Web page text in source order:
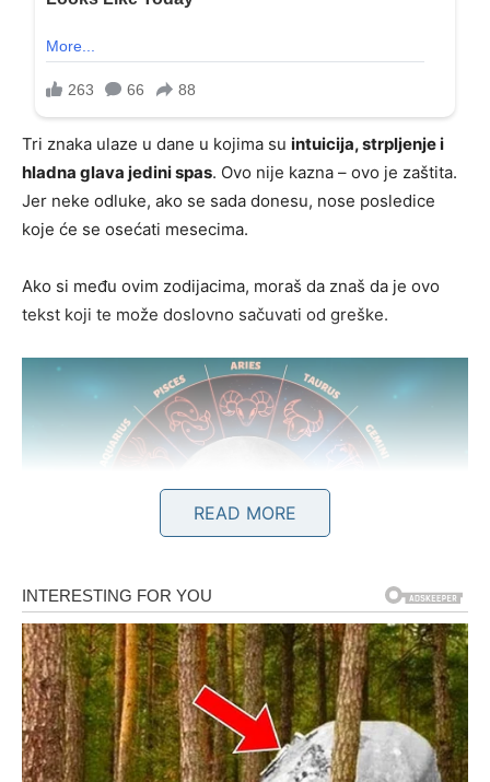
Tri znaka ulaze u dane u kojima su intuicija, strpljenje i
hladna glava jedini spas. Ovo nije kazna – ovo je zaštita.
Jer neke odluke, ako se sada donesu, nose posledice
koje će se osećati mesecima.
Ako si među ovim zodijacima, moraš da znaš da je ovo
tekst koji te može doslovno sačuvati od greške.
ZAŠTO SE SADA NE SME
DONOSITI NAGLA ODLUKA?
Zbog napetih aspekata između Marsa, Merkura i Meseca
READ MORE